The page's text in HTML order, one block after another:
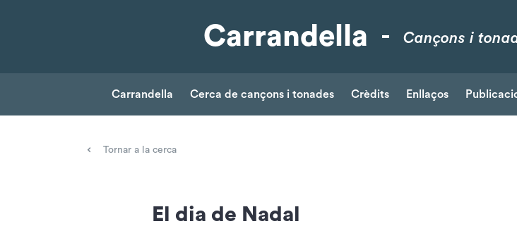
Carrandella Cançons i
Carrandella Cerca de cançons i tonades Crèdits Enllaços
Tornar a la cerca
El dia de Nadal